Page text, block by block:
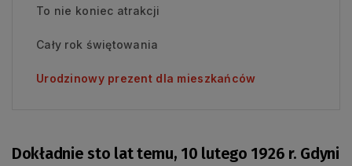
To nie koniec atrakcji
Cały rok świętowania
Urodzinowy prezent dla mieszkańców
Dokładnie sto lat temu, 10 lutego 1926 r. Gdyni